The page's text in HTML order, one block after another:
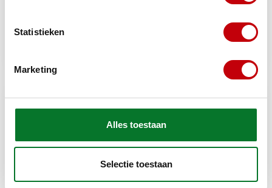
Statistieken
Marketing
Alles toestaan
Selectie toestaan
gts, gts alle mod., liberty